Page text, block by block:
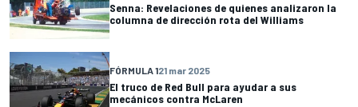
Senna: Revelaciones de quienes analizaron la
columna de dirección rota del Williams
FÓRMULA 121 mar 2025
El truco de Red Bull para ayudar a sus
mecánicos contra McLaren